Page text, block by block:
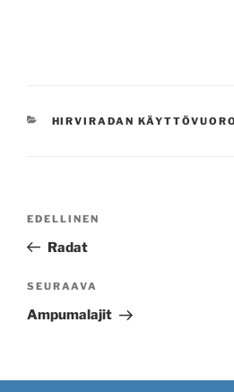
KATEGORIAT
HIRVIRADAN
Edellinen
artikkeli
EDELLINEN
Radat
Seuraava
artikkeli
SEURAAVA
Ampumalajit